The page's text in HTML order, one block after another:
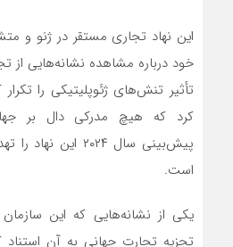
خود درباره مشاهده نشانه‌هایی از
تأثیر تنش‌های ژئوپلیتیکی را تکرار
کرد که هیچ مدرکی دال بر
پیش‌بینی سال ۲۰۲۴
است.
یکی از نشانه‌هایی که این
تجزیه تجارت جهانی به آن